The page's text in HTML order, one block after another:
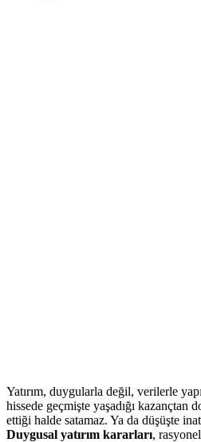
Yatırım, duygularla değil, verilerle
hissede geçmişte yaşadığı kazançtan
ettiği halde satamaz. Ya da düşüşte
Duygusal yatırım kararları,